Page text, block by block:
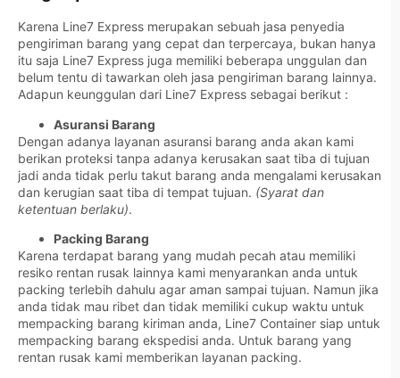
Karena Line7 Express merupakan sebuah jasa penyedia
pengiriman barang yang cepat dan terpercaya, bukan hanya
itu saja Line7 Express juga memiliki beberapa unggulan dan
belum tentu di tawarkan oleh jasa pengiriman barang lainnya.
Adapun keunggulan dari Line7 Express sebagai berikut :
Asuransi Barang
Dengan adanya layanan asuransi barang anda akan kami
berikan proteksi tanpa adanya kerusakan saat tiba di tujuan
jadi anda tidak perlu takut barang anda mengalami kerusakan
dan kerugian saat tiba di tempat tujuan. (Syarat dan
ketentuan berlaku).
Packing Barang
Karena terdapat barang yang mudah pecah atau memiliki
resiko rentan rusak lainnya kami menyarankan anda untuk
packing terlebih dahulu agar aman sampai tujuan. Namun jika
anda tidak mau ribet dan tidak memiliki cukup waktu untuk
mempacking barang kiriman anda, Line7 Container siap untuk
mempacking barang ekspedisi anda. Untuk barang yang
rentan rusak kami memberikan layanan packing.